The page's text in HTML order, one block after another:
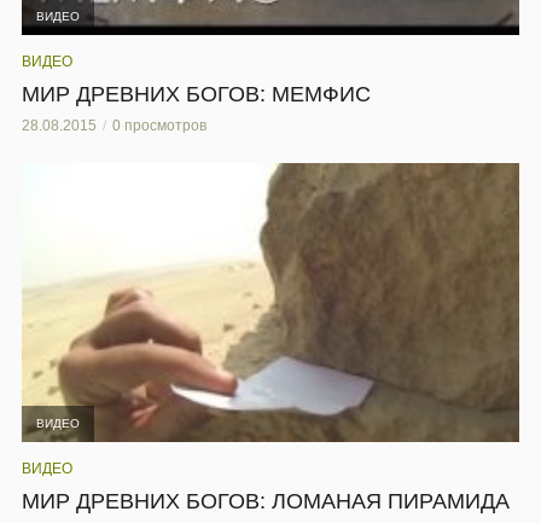
ВИДЕО
ВИДЕО
МИР ДРЕВНИХ БОГОВ: МЕМФИС
28.08.2015 0 просмотров
ВИДЕО
ВИДЕО
МИР ДРЕВНИХ БОГОВ: ЛОМАНАЯ ПИРАМИДА